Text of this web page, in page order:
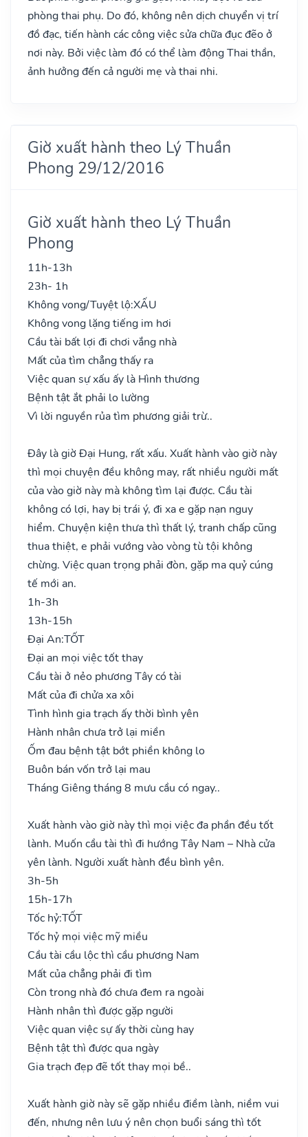
phòng thai phụ. Do đó, không nên dịch chuyển vị trí
đồ đạc, tiến hành các công việc sửa chữa đục đẽo ở
nơi này. Bởi việc làm đó có thể làm động Thai thần,
ảnh hưởng đến cả người mẹ và thai nhi.
Giờ xuất hành theo Lý Thuần
Phong 29/12/2016
Giờ xuất hành theo Lý Thuần
Phong
11h-13h
23h- 1h
Không vong/Tuyệt lộ:XẤU
Không vong lặng tiếng im hơi
Cầu tài bất lợi đi chơi vắng nhà
Mất của tìm chẳng thấy ra
Việc quan sự xấu ấy là Hình thương
Bệnh tật ắt phải lo lường
Vì lời nguyền rủa tìm phương giải trừ..
Đây là giờ Đại Hung, rất xấu. Xuất hành vào giờ này
thì mọi chuyện đều không may, rất nhiều người mất
của vào giờ này mà không tìm lại được. Cầu tài
không có lợi, hay bị trái ý, đi xa e gặp nạn nguy
hiểm. Chuyện kiện thưa thì thất lý, tranh chấp cũng
thua thiệt, e phải vướng vào vòng tù tội không
chừng. Việc quan trọng phải đòn, gặp ma quỷ cúng
tế mới an.
1h-3h
13h-15h
Đại An:TỐT
Đại an mọi việc tốt thay
Cầu tài ở nẻo phương Tây có tài
Mất của đi chửa xa xôi
Tình hình gia trạch ấy thời bình yên
Hành nhân chưa trở lại miền
Ốm đau bệnh tật bớt phiền không lo
Buôn bán vốn trở lại mau
Tháng Giêng tháng 8 mưu cầu có ngay..
Xuất hành vào giờ này thì mọi việc đa phần đều tốt
lành. Muốn cầu tài thì đi hướng Tây Nam – Nhà cửa
yên lành. Người xuất hành đều bình yên.
3h-5h
15h-17h
Tốc hỷ:TỐT
Tốc hỷ mọi việc mỹ miều
Cầu tài cầu lộc thì cầu phương Nam
Mất của chẳng phải đi tìm
Còn trong nhà đó chưa đem ra ngoài
Hành nhân thì được gặp người
Việc quan việc sự ấy thời cùng hay
Bệnh tật thì được qua ngày
Gia trạch đẹp đẽ tốt thay mọi bề..
Xuất hành giờ này sẽ gặp nhiều điềm lành, niềm vui
đến, nhưng nên lưu ý nên chọn buổi sáng thì tốt